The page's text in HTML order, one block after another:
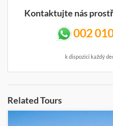
Kontaktujte nás
002
k dispozici každý
Related Tours